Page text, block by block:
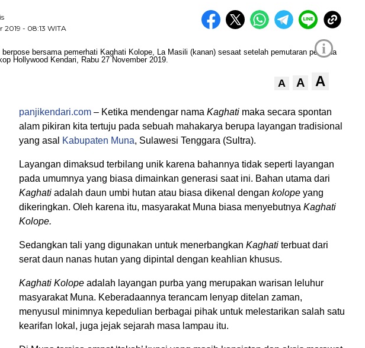
2019 - 08:13 WITA
i
A A A
panjikendari.com – Ketika mendengar nama Kaghati maka secara spontan
alam pikiran kita tertuju pada sebuah mahakarya berupa layangan tradisional
yang asal
Kabupaten Muna, Sulawesi Tenggara (Sultra).
Layangan dimaksud terbilang unik karena bahannya tidak seperti layangan
pada umumnya yang biasa dimainkan generasi saat ini. Bahan utama dari
Kaghati adalah daun umbi hutan atau biasa dikenal dengan kolope yang
dikeringkan. Oleh karena itu, masyarakat Muna biasa menyebutnya Kaghati
Kolope.
Sedangkan tali yang digunakan untuk menerbangkan Kaghati terbuat dari
serat daun nanas hutan yang dipintal dengan keahlian khusus.
Kaghati Kolope adalah layangan purba yang merupakan warisan leluhur
masyarakat Muna. Keberadaannya terancam lenyap ditelan zaman,
menyusul minimnya kepedulian berbagai pihak untuk melestarikan salah satu
kearifan lokal, juga jejak sejarah masa lampau itu.